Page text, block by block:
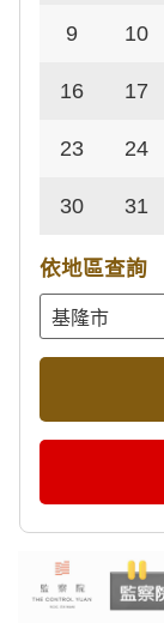
9 10
16 17
23 24
30 31
依地區查詢